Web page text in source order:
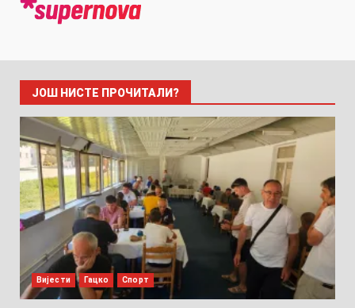
ЈОШ НИСТЕ ПРОЧИТАЛИ?
Вијести Гацко Спорт